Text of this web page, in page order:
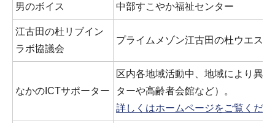
男のボイス 中部すこやか福祉センター
江古田の杜リブイン
ラボ協議会
プライムメゾン江古田の杜ウエス
なかのICTサポーター
区内各地域活動中、地域により異
ターや高齢者会館など）。
詳しくはホームページをご覧くだ